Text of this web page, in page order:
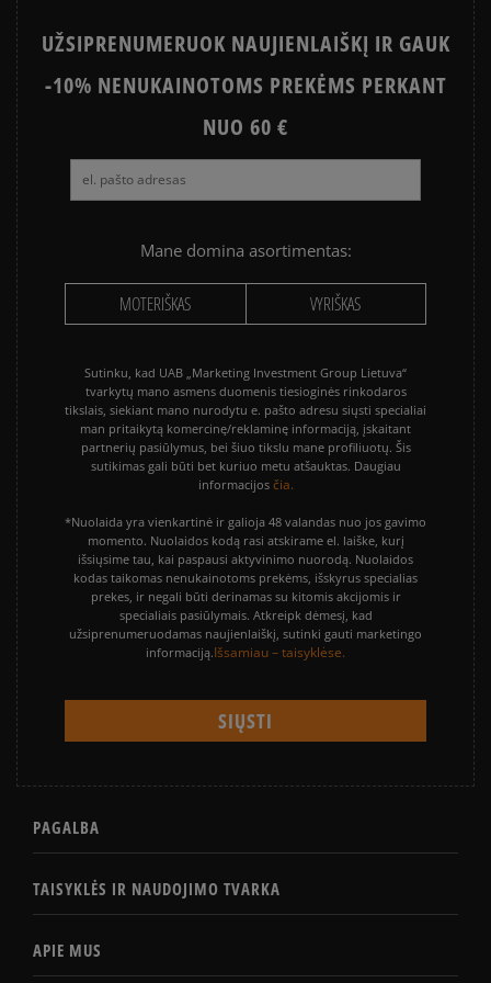
UŽSIPRENUMERUOK NAUJIENLAIŠKĮ IR GAUK
-10% NENUKAINOTOMS PREKĖMS PERKANT
NUO 60 €
Mane domina asortimentas:
MOTERIŠKAS VYRIŠKAS
Sutinku, kad UAB „Marketing Investment Group Lietuva“
tvarkytų mano asmens duomenis tiesioginės rinkodaros
tikslais, siekiant mano nurodytu e. pašto adresu siųsti specialiai
man pritaikytą komercinę/reklaminę informaciją, įskaitant
partnerių pasiūlymus, bei šiuo tikslu mane profiliuotų. Šis
sutikimas gali būti bet kuriuo metu atšauktas. Daugiau
informacijos čia.
*Nuolaida yra vienkartinė ir galioja 48 valandas nuo jos gavimo
momento. Nuolaidos kodą rasi atskirame el. laiške, kurį
išsiųsime tau, kai paspausi aktyvinimo nuorodą. Nuolaidos
kodas taikomas nenukainotoms prekėms, išskyrus specialias
prekes, ir negali būti derinamas su kitomis akcijomis ir
specialiais pasiūlymais. Atkreipk dėmesį, kad
užsiprenumeruodamas naujienlaiškį, sutinki gauti marketingo
informaciją.Išsamiau – taisyklėse.
PAGALBA
TAISYKLĖS IR NAUDOJIMO TVARKA
APIE MUS